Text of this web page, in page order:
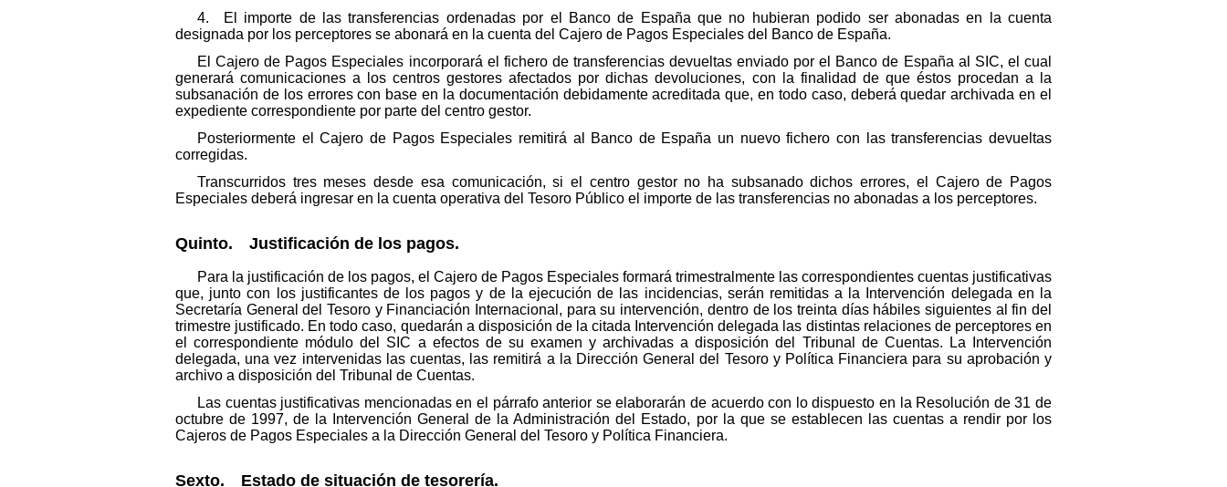
4. El importe de las transferencias ordenadas por el Banco de España que no hubieran podido ser abonadas en la cuenta
designada por los perceptores se abonará en la cuenta del Cajero de Pagos Especiales del Banco de España.
El Cajero de Pagos Especiales incorporará el fichero de transferencias devueltas enviado por el Banco de España al SIC, el cual
generará comunicaciones a los centros gestores afectados por dichas devoluciones, con la finalidad de que éstos procedan a la
subsanación de los errores con base en la documentación debidamente acreditada que, en todo caso, deberá quedar archivada en el
expediente correspondiente por parte del centro gestor.
Posteriormente el Cajero de Pagos Especiales remitirá al Banco de España un nuevo fichero con las transferencias devueltas
corregidas.
Transcurridos tres meses desde esa comunicación, si el centro gestor no ha subsanado dichos errores, el Cajero de Pagos
Especiales deberá ingresar en la cuenta operativa del Tesoro Público el importe de las transferencias no abonadas a los perceptores.
Quinto. Justificación de los pagos.
Para la justificación de los pagos, el Cajero de Pagos Especiales formará trimestralmente las correspondientes cuentas justificativas
que, junto con los justificantes de los pagos y de la ejecución de las incidencias, serán remitidas a la Intervención delegada en la
Secretaría General del Tesoro y Financiación Internacional, para su intervención, dentro de los treinta días hábiles siguientes al fin del
trimestre justificado. En todo caso, quedarán a disposición de la citada Intervención delegada las distintas relaciones de perceptores en
el correspondiente módulo del SIC a efectos de su examen y archivadas a disposición del Tribunal de Cuentas. La Intervención
delegada, una vez intervenidas las cuentas, las remitirá a la Dirección General del Tesoro y Política Financiera para su aprobación y
archivo a disposición del Tribunal de Cuentas.
Las cuentas justificativas mencionadas en el párrafo anterior se elaborarán de acuerdo con lo dispuesto en la Resolución de 31 de
octubre de 1997, de la Intervención General de la Administración del Estado, por la que se establecen las cuentas a rendir por los
Cajeros de Pagos Especiales a la Dirección General del Tesoro y Política Financiera.
Sexto. Estado de situación de tesorería.